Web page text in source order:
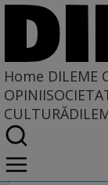
Home DILEME
OPINII
CULTURĂ
Home
Dileme on-line